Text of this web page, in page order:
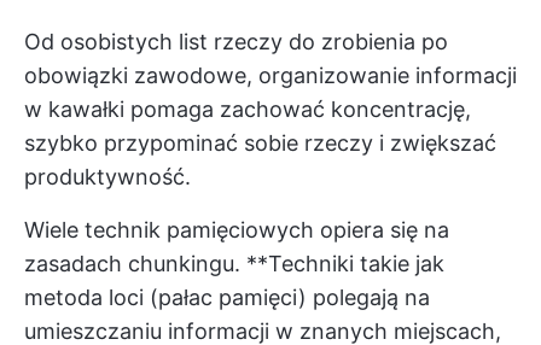
Od osobistych list rzeczy do zrobienia po
obowiązki zawodowe, organizowanie informacji
w kawałki pomaga zachować koncentrację,
szybko przypominać sobie rzeczy i zwiększać
produktywność.
Wiele technik pamięciowych opiera się na
zasadach chunkingu. **Techniki takie jak
metoda loci (pałac pamięci) polegają na
umieszczaniu informacji w znanych miejscach,